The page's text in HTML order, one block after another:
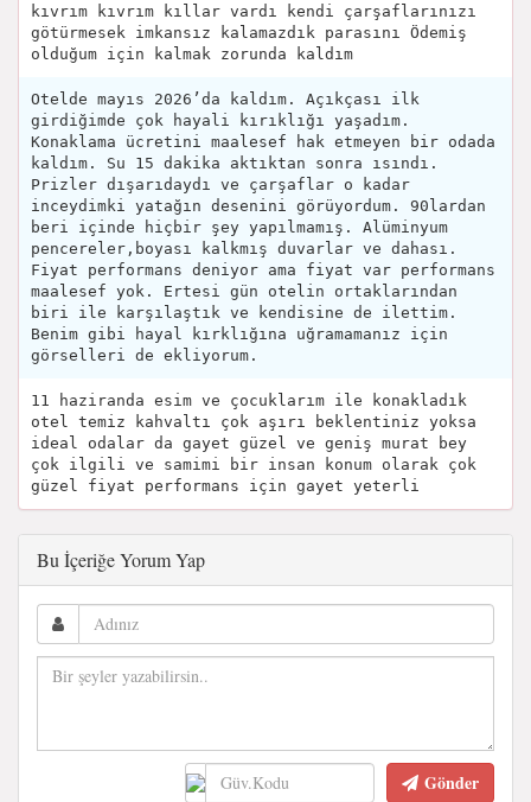
kıvrım kıvrım kıllar vardı kendi çarşaflarınızı
götürmesek imkansız kalamazdık parasını Ödemiş
olduğum için kalmak zorunda kaldım
Otelde mayıs 2026’da kaldım. Açıkçası ilk
girdiğimde çok hayali kırıklığı yaşadım.
Konaklama ücretini maalesef hak etmeyen bir odada
kaldım. Su 15 dakika aktıktan sonra ısındı.
Prizler dışarıdaydı ve çarşaflar o kadar
inceydimki yatağın desenini görüyordum. 90lardan
beri içinde hiçbir şey yapılmamış. Alüminyum
pencereler,boyası kalkmış duvarlar ve dahası.
Fiyat performans deniyor ama fiyat var performans
maalesef yok. Ertesi gün otelin ortaklarından
biri ile karşılaştık ve kendisine de ilettim.
Benim gibi hayal kırklığına uğramamanız için
görselleri de ekliyorum.
11 haziranda esim ve çocuklarım ile konakladık
otel temiz kahvaltı çok aşırı beklentiniz yoksa
ideal odalar da gayet güzel ve geniş murat bey
çok ilgili ve samimi bir insan konum olarak çok
güzel fiyat performans için gayet yeterli
Bu İçeriğe Yorum Yap
Gönder